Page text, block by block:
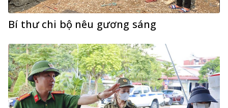
Bí thư chi bộ nêu gương sáng